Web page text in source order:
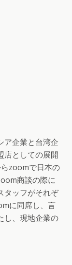
ア企業と台湾企
店としての展開
zoomで日本の
商談の際に
タッフがそれぞ
に同席し、言
し、現地企業の